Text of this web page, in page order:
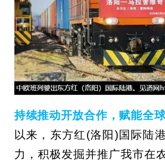
持续推动开放合作，赋能全球
以来，东方红(洛阳)国际陆
力，积极发掘并推广我市在